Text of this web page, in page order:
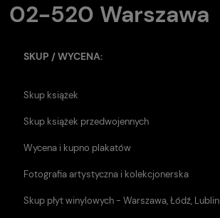
02-520 Warszawa
SKUP / WYCENA:
Skup książek
Skup książek przedwojennych
Wycena i kupno plakatów
Fotografia artystyczna i kolekcjonerska
Skup płyt winylowych - Warszawa, Łódź, Lublin